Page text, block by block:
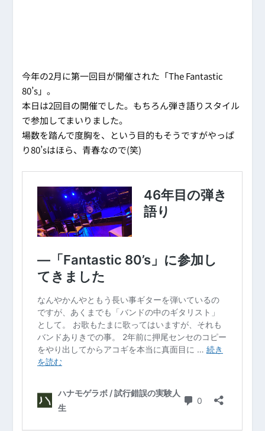
今年の2月に第一回目が開催された「The Fantastic
80’s」。
本日は2回目の開催でした。もちろん弾き語りスタイル
で参加してまいりました。
場数を踏んで度胸を、という目的もそうですがやっぱ
り80’sはほら、青春なので(笑)